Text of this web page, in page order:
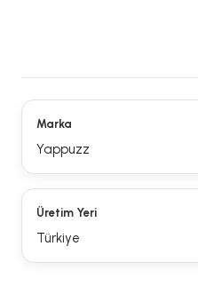
Marka
Yappuzz
Üretim Yeri
Türkiye